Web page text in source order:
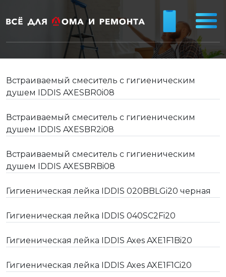
Встраиваемый смеситель с гигиеническим
душем IDDIS AXESBR0i08
Встраиваемый смеситель с гигиеническим
душем IDDIS AXESBR2i08
Встраиваемый смеситель с гигиеническим
душем IDDIS AXESBRBi08
Гигиеническая лейка IDDIS 020BBLGi20 черная
Гигиеническая лейка IDDIS 040SC2Fi20
Гигиеническая лейка IDDIS Axes AXE1F1Bi20
Гигиеническая лейка IDDIS Axes AXE1F1Ci20